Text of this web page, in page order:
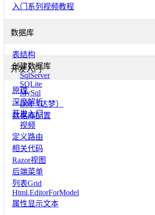
入门系列视频教程
数据库
表结构
创建数据库
SqlServer
SQLite
MySql
DM（达梦）
数据库配置
开发入门
原理
深度解析
开发入门
视频
定义路由
相关代码
Razor视图
后端菜单
列表Grid
Html.EditorForModel
属性显示文本